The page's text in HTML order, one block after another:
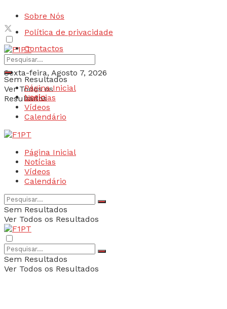
Sobre Nós
Política de privacidade
Contactos
Sexta-feira, Agosto 7, 2026
Login
Sem Resultados
Ver Todos os
Resultados
Página Inicial
Notícias
Vídeos
Calendário
Página Inicial
Notícias
Vídeos
Calendário
Sem Resultados
Ver Todos os Resultados
Sem Resultados
Ver Todos os Resultados